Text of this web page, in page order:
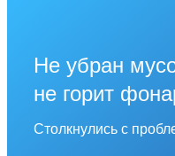
Не убран
не горит
Столкнулись с